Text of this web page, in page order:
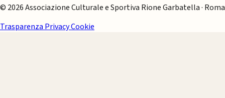
© 2026 Associazione Culturale e Sportiva Rione Garbatella · Roma
Trasparenza PrivacyCookie